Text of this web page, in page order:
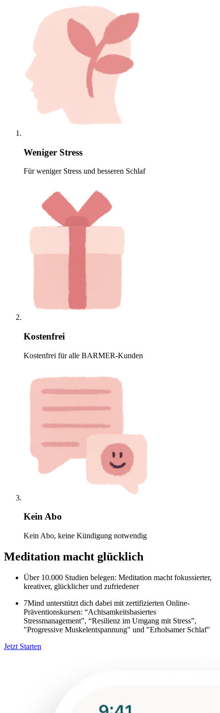
Weniger Stress
Für weniger Stress und besseren Schlaf
Kostenfrei
Kostenfrei für alle BARMER-Kunden
Kein Abo
Kein Abo, keine Kündigung notwendig
Meditation macht glücklich
Über 10.000 Studien belegen: Meditation macht fokussierter,
kreativer, glücklicher und zufriedener
7Mind unterstützt dich dabei mit zertifizierten Online-
Präventionskursen: “Achtsamkeitsbasiertes
Stressmanagement”, “Resilienz im Umgang mit Stress”,
"Progressive Muskelentspannung" und "Erholsamer Schlaf"
Jetzt Starten